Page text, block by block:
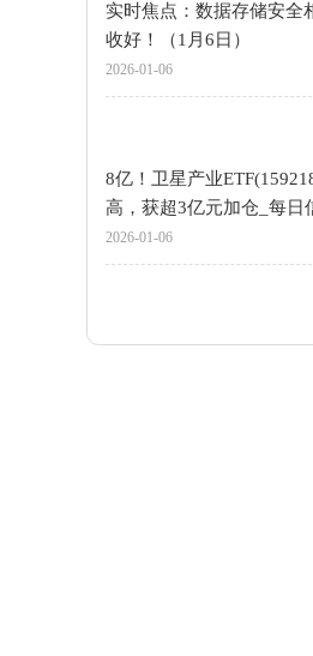
实时焦点：数据存储安全
收好！（1月6日）
2026-01-06
8亿！卫星产业
高，获超3亿元加仓_每日
2026-01-06